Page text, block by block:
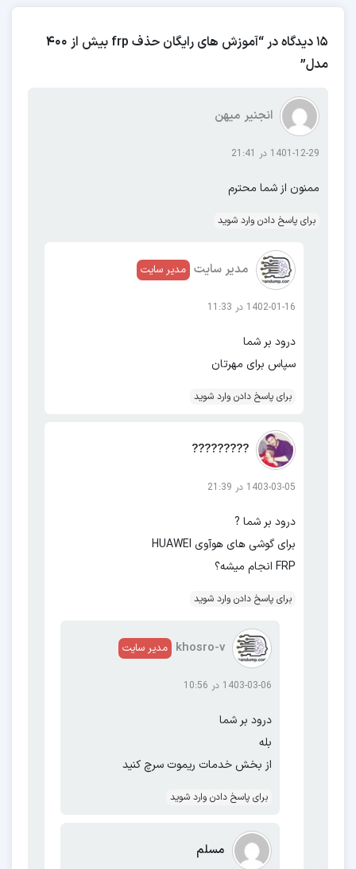
mi accountوHUAWEI ID
هم به صورت رایگان
به بخش آموزش ها اضافه شد.
frp
است.
برای مشاهده آموزش هر مدل از لینک های زیر
استفاده کنید.
این لیست مرتب بروزرسانی میشود و آموزش
رایگان مدلهای جدید اضافه میگردد.
بدلیل تنوع برند و مدل ها اگر مدلی در این لیست
زیر نبود، مدل را داخل سایت سرچ کنید.
SAMSUNG
سرویس آنلاین
روش مخصوص مدیاتک
روش مخصوص اگزینوس
روش مخصوص کوآلکام
روشisp
A2 core
A04e A04s
15 دیدگاه در “آموزش های رایگان حذف frp بیش از 400
مدل”
انجنیر میهن
1401-12-29 در 21:41
ممنون از شما محترم
برای پاسخ دادن وارد شوید
مدیر سایت مدیر سایت
1402-01-16 در 11:33
درود بر شما
سپاس برای مهرتان
برای پاسخ دادن وارد شوید
?????????
1403-03-05 در 21:39
درود بر شما ?
برای گوشی های هوآوی HUAWEI
FRP انجام میشه؟
برای پاسخ دادن وارد شوید
khosro-v مدیر سایت
1403-03-06 در 10:56
درود بر شما
بله
از بخش خدمات ریموت سرچ کنید
برای پاسخ دادن وارد شوید
مسلم